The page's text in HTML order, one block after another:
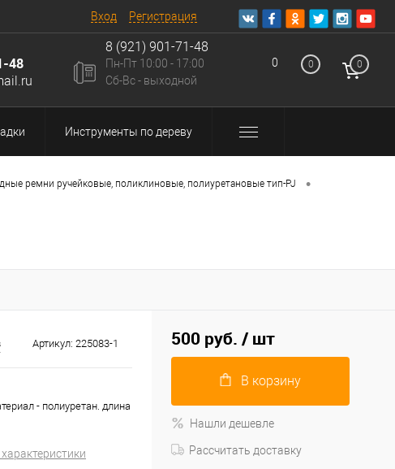
Вход Регистрация
48
8 (921) 901-71-48
Пн-Пт 10:00 - 17:00
Сб-Вс - выходной
0 0 0
Инструменты по дереву
ремни ручейковые, поликлиновые, полиуретановые тип-PJ •
Артикул: 225083-1
- полиуретан. длина
характеристики
500 руб. / шт
В корзину
Нашли дешевле
Рассчитать доставку